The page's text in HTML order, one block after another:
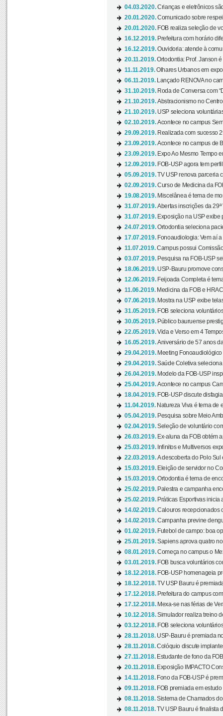
04.03.2020.Crianças e eletrônicos
20.01.2020.Comunicado sobre
20.01.2020. FOB realiza seleção de
16.12.2019. Prefeitura com horário
16.12.2019.Ouvidoria: atende à
20.11.2019.Ortodontia: Prof. Janson
11.11.2019.Olhares Urbanos em
06.11.2019.
Lançado RENOVA no
31.10.2019. Roda de Conversa com
21.10.2019.Abstracionismo no
21.10.2019. USP seleciona
02.10.2019.Acontece no campus
29.09.2019. Realizada com sucesso
23.09.2019.Acontece no campus de
23.09.2019. Expo Ao Mesmo Tempo
12.09.2019. FOB-USP agora tem
05.09.2019.TV USP renova parceria
02.09.2019.Curso de Medicina da
19.08.2019. Miscelânea é tema de
31.07.2019.Abertas inscrições da 29ª
31.07.2019. Exposição na USP exibe
24.07.2019.Ortodontia seleciona
17.07.2019. Fonoaudiologia: Vem aí
11.07.2019.Campus possui
03.07.2019. Pesquisa na FOB-USP
18.06.2019. USP-Bauru promove
12.06.2019. Feijoada Completa é
11.06.2019. Medicina da FOB e
07.06.2019. Mostra na USP exibe
31.05.2019. FOB seleciona
30.05.2019. Público bauruense
22.05.2019.Vida e Verso em 4
16.05.2019.Aniversário de 57 anos
29.04.2019. Meeting
29.04.2019.Saúde Coletiva
26.04.2019. Modelo da FOB-USP
25.04.2019.Acontece no campus
18.04.2019. FOB-USP discute
11.04.2019. Natureza Viva é tema de
05.04.2019. Pesquisa sobre Meio
02.04.2019.Seleção de voluntário
26.03.2019. Ex-aluna da FOB obtém
25.03.2019. Infinitos e Multiversos
22.03.2019.A descoberta do Polo Sul
15.03.2019. Eleição de servidor no
15.03.2019.Ortodontia é tema de
25.02.2019. Palestra e campanha
25.02.2019. Práticas Esportivas inicia
14.02.2019.Calouros recepcionados
14.02.2019.Campanha previne
01.02.2019. Futebol de campo: boa
25.01.2019.Sapiens aprova quatro
08.01.2019.Começa no campus o
03.01.2019. FOB busca voluntários
18.12.2018. FOB-USP homenageia
18.12.2018.TV USP Bauru é
17.12.2018. Prefeitura do campus
17.12.2018. Mexa-se nas férias de
10.12.2018.Simulador realiza treino
03.12.2018. FOB seleciona
28.11.2018. USP-Bauru é premiada
28.11.2018.Colóquio discute
27.11.2018. Estudante de fono da
20.11.2018. Exposição IMPACTO
14.11.2018. Fono da FOB-USP é
09.11.2018. FOB premiada em estudo
08.11.2018.Sistema de Chamados
08.11.2018.TV USP Bauru é finalista